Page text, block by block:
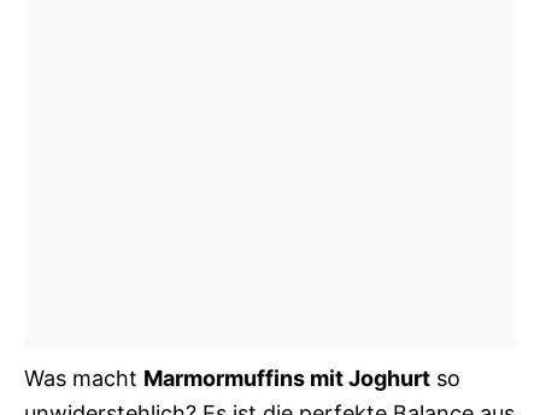
Was macht Marmormuffins mit Joghurt so